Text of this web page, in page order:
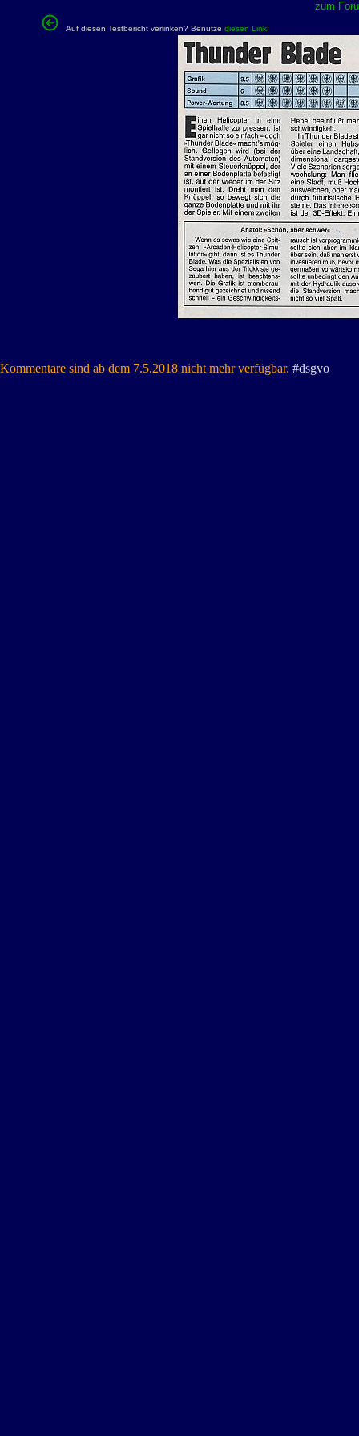
zum
Auf diesen Testbericht verlinken? Benutze diesen Link!
Kommentare sind ab dem 7.5.2018 nicht mehr verfügbar. #dsgvo